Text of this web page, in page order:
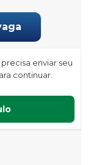
enviar seu
continuar.